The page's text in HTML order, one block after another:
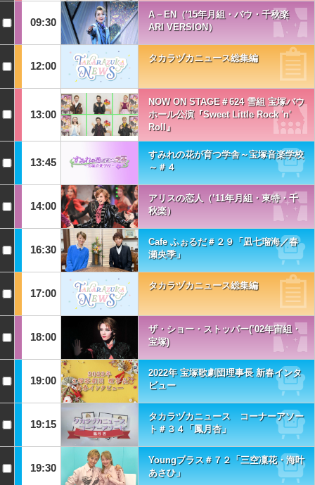
09:30
A－EN（'15年月組・バウ・千秋楽
ARI VERSION）
12:00
タカラヅカニュース総集編
13:00
NOW ON STAGE＃624 雪組 宝塚バウ
ホール公演『Sweet Little Rock 'n'
Roll』
13:45
すみれの花が育つ学舎～宝塚音楽学校
～＃４
14:00
アリスの恋人（’11年月組・東特・千
秋楽）
16:30
Cafe ふぉるだ＃２９「凪七瑠海／春
瀬央季」
17:00
タカラヅカニュース総集編
18:00
ザ・ショー・ストッパー(’02年宙組・
宝塚)
19:00
2022年 宝塚歌劇団理事長 新春インタ
ビュー
19:15
タカラヅカニュース コーナーアソー
ト＃３４「鳳月杏」
19:30
Youngプラス＃７２「三空凜花・海叶
あさひ」